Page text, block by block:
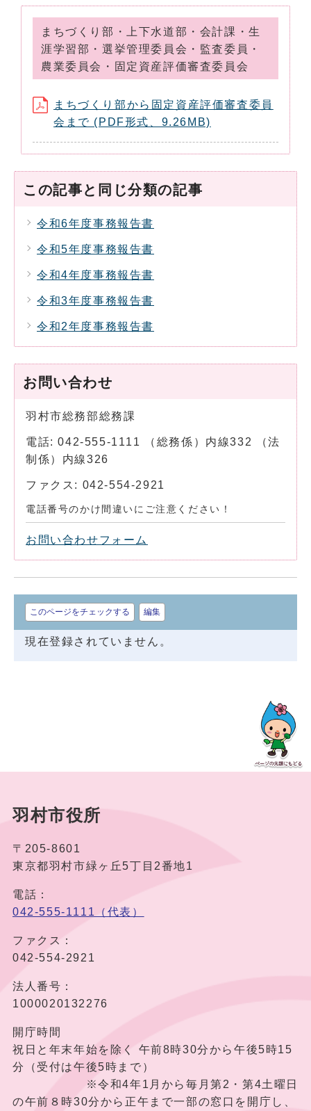
まちづくり部・上下水道部・会計課・生
涯学習部・選挙管理委員会・監査委員・
農業委員会・固定資産評価審査委員会
まちづくり部から固定資産評価審査委員
会まで (PDF形式、9.26MB)
この記事と同じ分類の記事
令和6年度事務報告書
令和5年度事務報告書
令和4年度事務報告書
令和3年度事務報告書
令和2年度事務報告書
お問い合わせ
羽村市総務部総務課
電話: 042-555-1111 （総務係）内線332 （法
制係）内線326
ファクス: 042-554-2921
電話番号のかけ間違いにご注意ください！
お問い合わせフォーム
このページをチェックする 編集
現在登録されていません。
羽村市役所
〒205-8601
東京都羽村市緑ヶ丘5丁目2番地1
電話：
042-555-1111（代表）
ファクス：
042-554-2921
法人番号：
1000020132276
開庁時間
祝日と年末年始を除く 午前8時30分から午後5時15
分（受付は午後5時まで）
※令和4年1月から毎月第2・第4土曜日
の午前８時30分から正午まで一部の窓口を開庁し、